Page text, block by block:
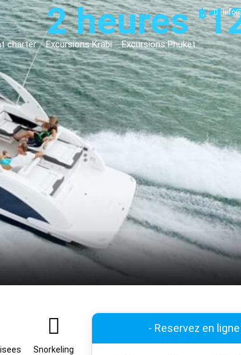
charter Excursions Krabi Excursions Phuket
2 heures฿
Snorkeling
- Reservez en ligne